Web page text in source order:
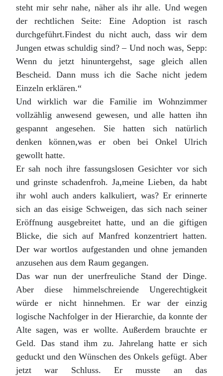
steht mir sehr nahe, näher als ihr alle. Und wegen
der rechtlichen Seite: Eine Adoption ist rasch
durchgeführt.Findest du nicht auch, dass wir dem
Jungen etwas schuldig sind? – Und noch was, Sepp:
Wenn du jetzt hinuntergehst, sage gleich allen
Bescheid. Dann muss ich die Sache nicht jedem
Einzeln erklären.“
Und wirklich war die Familie im Wohnzimmer
vollzählig anwesend gewesen, und alle hatten ihn
gespannt angesehen. Sie hatten sich natürlich
denken können,was er oben bei Onkel Ulrich
gewollt hatte.
Er sah noch ihre fassungslosen Gesichter vor sich
und grinste schadenfroh. Ja,meine Lieben, da habt
ihr wohl auch anders kalkuliert, was? Er erinnerte
sich an das eisige Schweigen, das sich nach seiner
Eröffnung ausgebreitet hatte, und an die giftigen
Blicke, die sich auf Manfred konzentriert hatten.
Der war wortlos aufgestanden und ohne jemanden
anzusehen aus dem Raum gegangen.
Das war nun der unerfreuliche Stand der Dinge.
Aber diese himmelschreiende Ungerechtigkeit
würde er nicht hinnehmen. Er war der einzig
logische Nachfolger in der Hierarchie, da konnte der
Alte sagen, was er wollte. Außerdem brauchte er
Geld. Das stand ihm zu. Jahrelang hatte er sich
geduckt und den Wünschen des Onkels gefügt. Aber
jetzt war Schluss. Er musste an das